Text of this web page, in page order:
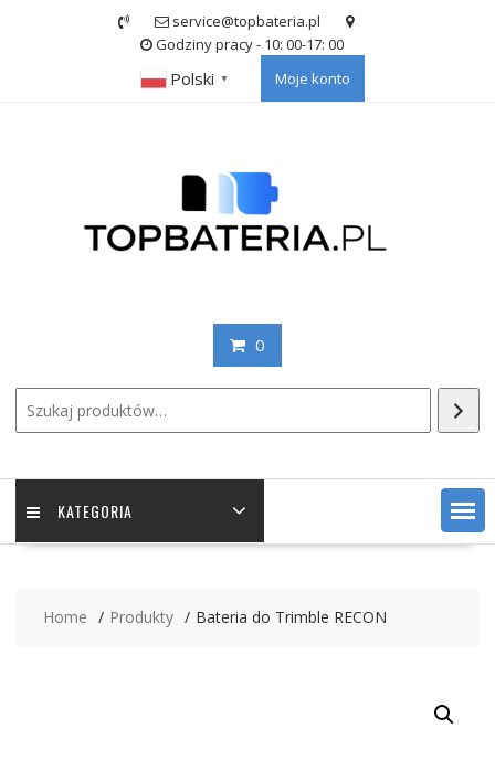
service@topbateria.pl
Godziny pracy - 10: 00-17: 00
Polski ▼ Moje konto
0
KATEGORIA
Home Produkty Bateria do Trimble RECON